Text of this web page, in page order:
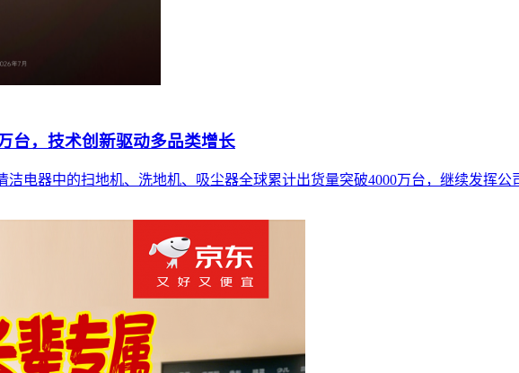
台，技术创新驱动多品类增长
洁电器中的扫地机、洗地机、吸尘器全球累计出货量突破4000万台，继续发挥公